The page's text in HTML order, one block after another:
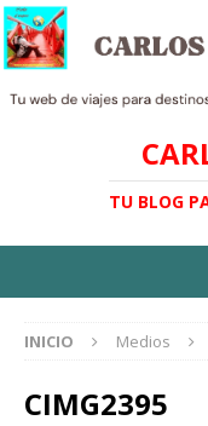
TU BLOG
INICIO Medios
CIMG2395